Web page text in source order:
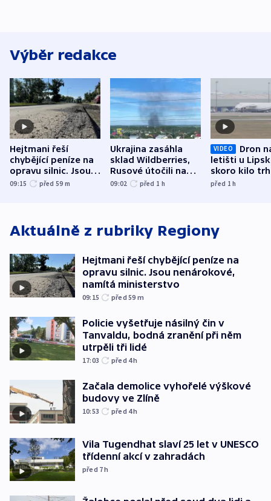
Výběr redakce
Hejtmani řeší
chybějící peníze na
opravu silnic. Jsou
nenárokové, namítá
09:15 před 59 m
Ukrajina zasáhla
sklad Wildberries,
Rusové útočili na
trh, hasiče či
09:02 před 1 h
VIDEO
Dron
letišti u
skoro kilo
indicie
před 1h
Aktuálně z rubriky Regiony
Hejtmani řeší chybějící peníze na
opravu silnic. Jsou nenárokové,
namítá ministerstvo
09:15 před 59 m
Policie vyšetřuje násilný čin v
Tanvaldu, bodná zranění při něm
utrpěli tři lidé
17:03 před 4h
Začala demolice vyhořelé výškové
budovy ve Zlíně
10:53 před 4h
Vila Tugendhat slaví 25 let v UNESCO
třídenní akcí v zahradách
před 7h